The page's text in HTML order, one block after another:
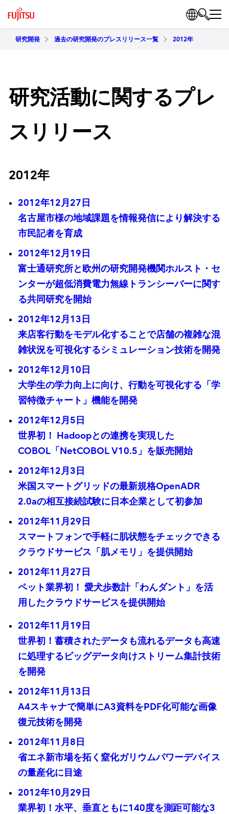
研究開発 過去の研究開発のプレスリリース一覧 2012年
研究活動に関するプレ
スリリース
2012年
2012年12月27日
名古屋市様の地域課題を情報発信により解決する
市民記者を育成
2012年12月19日
富士通研究所と欧州の研究開発機関ホルスト・セ
ンターが超低消費電力無線トランシーバーに関す
る共同研究を開始
2012年12月13日
来店客行動をモデル化することで店舗の複雑な混
雑状況を可視化するシミュレーション技術を開発
2012年12月10日
大学生の学力向上に向け、行動を可視化する「学
習特徴チャート」機能を開発
2012年12月5日
世界初！ Hadoopとの連携を実現した
COBOL「NetCOBOL V10.5」を販売開始
2012年12月3日
米国スマートグリッドの最新規格OpenADR
2.0aの相互接続試験に日本企業として初参加
2012年11月29日
スマートフォンで手軽に肌状態をチェックできる
クラウドサービス「肌メモリ」を提供開始
2012年11月27日
ペット業界初！ 愛犬歩数計「わんダント」を活
用したクラウドサービスを提供開始
2012年11月19日
世界初！蓄積されたデータも流れるデータも高速
に処理するビッグデータ向けストリーム集計技術
を開発
2012年11月13日
A4スキャナで簡単にA3資料をPDF化可能な画像
復元技術を開発
2012年11月8日
省エネ新市場を拓く窒化ガリウムパワーデバイス
の量産化に目途
2012年10月29日
業界初！水平、垂直ともに140度を測距可能な3